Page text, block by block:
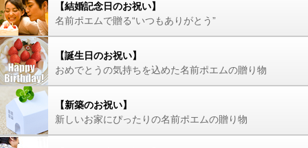
【結婚記念日のお祝い】
名前ポエムで贈る“いつもありがとう”
【誕生日のお祝い】
おめでとうの気持ちを込めた名前ポエムの贈り物
【新築のお祝い】
新しいお家にぴったりの名前ポエムの贈り物